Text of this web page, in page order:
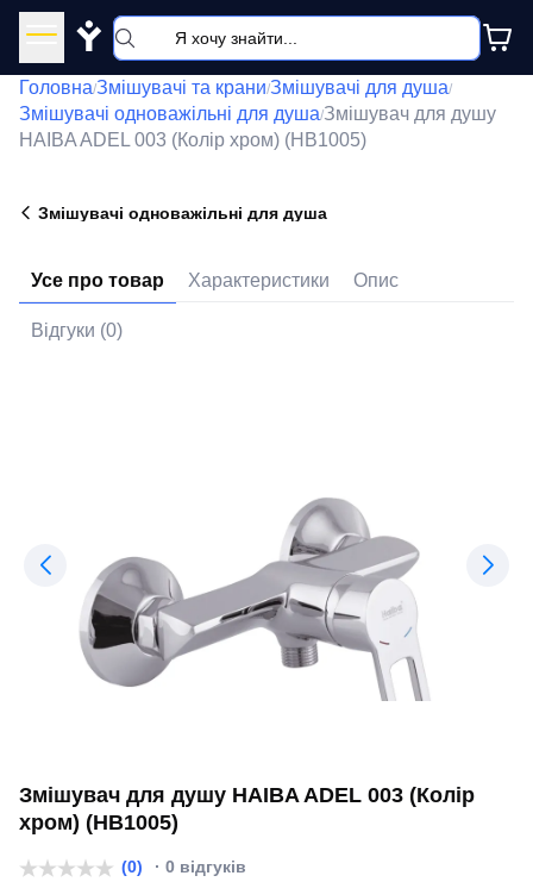
Y
Головна/Змішувачі та крани/Змішувачі для душа/
Змішувачі одноважільні для душа/Змішувач для душу
HAIBA ADEL 003 (Колір хром) (HB1005)
Змішувачі одноважільні для душа
Усе про товар Характеристики Опис
Відгуки (0)
Змішувач для душу HAIBA ADEL 003 (Колір
хром) (HB1005)
(0) · 0 відгуків